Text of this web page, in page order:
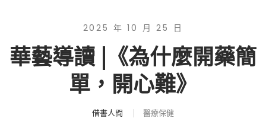
2025 年 10 月 25 日
華藝導讀 |《為什麼開藥簡
單，開心難》
借書人間 醫療保健